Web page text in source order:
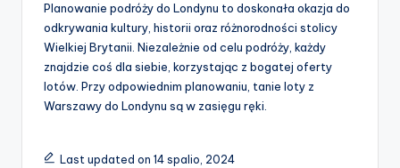
Planowanie podróży do Londynu to doskonała okazja do
odkrywania kultury, historii oraz różnorodności stolicy
Wielkiej Brytanii. Niezależnie od celu podróży, każdy
znajdzie coś dla siebie, korzystając z bogatej oferty
lotów. Przy odpowiednim planowaniu, tanie loty z
Warszawy do Londynu są w zasięgu ręki.
Last updated on 14 spalio, 2024